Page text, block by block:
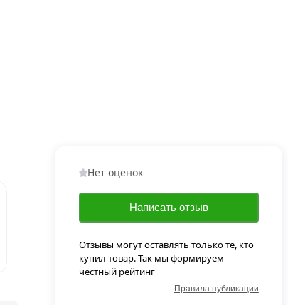
Нет оценок
Написать отзыв
Отзывы могут оставлять только те, кто
купил товар. Так мы формируем
честный рейтинг
Правила публикации